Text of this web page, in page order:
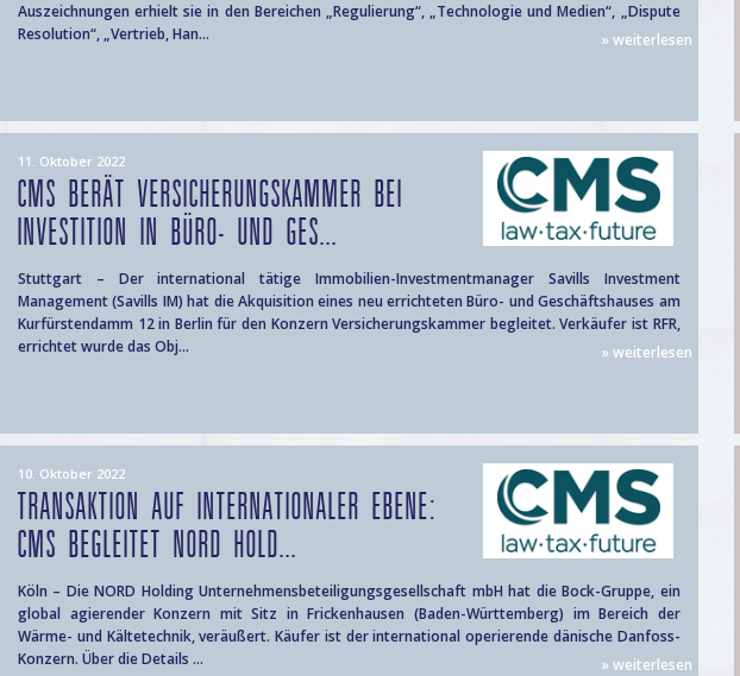
Auszeichnungen erhielt sie in den Bereichen „Regulierung“, „Technologie und Medien“, „Dispute
Resolution“, „Vertrieb, Han...
» weiterlesen
11. Oktober 2022
CMS BERÄT VERSICHERUNGSKAMMER BEI
INVESTITION IN BÜRO- UND GES...
Stuttgart – Der international tätige Immobilien-Investmentmanager Savills Investment
Management (Savills IM) hat die Akquisition eines neu errichteten Büro- und Geschäftshauses am
Kurfürstendamm 12 in Berlin für den Konzern Versicherungskammer begleitet. Verkäufer ist RFR,
errichtet wurde das Obj...
» weiterlesen
10. Oktober 2022
TRANSAKTION AUF INTERNATIONALER EBENE:
CMS BEGLEITET NORD HOLD...
Köln – Die NORD Holding Unternehmensbeteiligungsgesellschaft mbH hat die Bock-Gruppe, ein
global agierender Konzern mit Sitz in Frickenhausen (Baden-Württemberg) im Bereich der
Wärme- und Kältetechnik, veräußert. Käufer ist der international operierende dänische Danfoss-
Konzern. Über die Details ...
» weiterlesen